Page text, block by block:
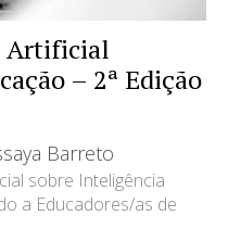
Artificial
– 2ª Edição
Barreto
sobre Inteligência
a Educadores/as de